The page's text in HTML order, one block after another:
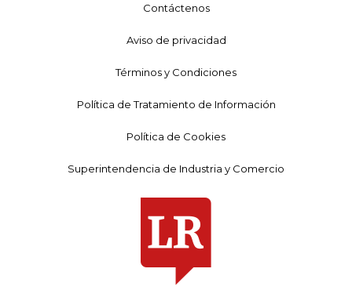
Contáctenos
Aviso de privacidad
Términos y Condiciones
Política de Tratamiento de Información
Política de Cookies
Superintendencia de Industria y Comercio